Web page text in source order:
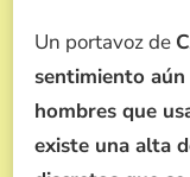
Un portavoz de
sentimiento
hombres que
existe una alta